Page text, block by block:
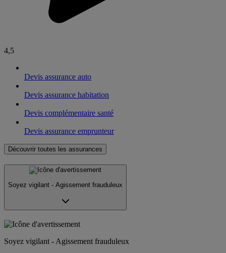
4,5
Devis assurance auto
Devis assurance habitation
Devis complémentaire santé
Devis assurance emprunteur
Découvrir toutes les assurances
Soyez vigilant - Agissement frauduleux
Soyez vigilant - Agissement frauduleux